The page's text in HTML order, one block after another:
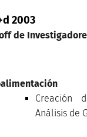
2003
de
Creación
Análisis de